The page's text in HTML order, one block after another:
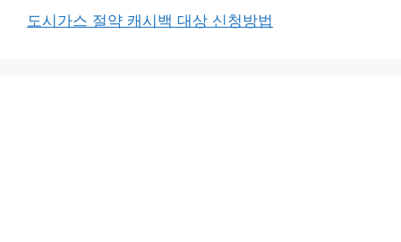
도시가스 절약 캐시백 대상 신청방법